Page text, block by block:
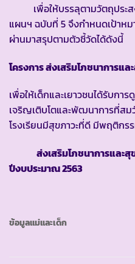
เพื่อให้บรรลุตามวัตถุประส
แผนฯ ฉบับที่ 5 จึงกำหนดเป้าห
ผ่านมาสรุปตามตัวชี้วัดได้ดังนี้
โครงการ ส่งเสริมโภชนาการแ
เพื่อให้เด็กและเยาวชนได้รับกา
เจริญเติบโตและพัฒนาการที่สม
โรงเรียนมีสุขภาวะที่ดี มีพฤติกร
ส่งเสริมโภชนาการและ
ปีงบประมาณ 2563
ข้อมูลแม่และเด็ก